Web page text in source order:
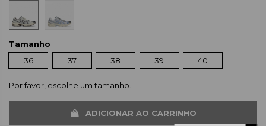
Tamanho
36
37 38 39 40
Por favor, escolhe um tamanho.
ADICIONAR AO CARRINHO